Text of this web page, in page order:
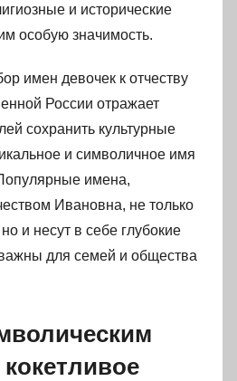
и исторические
особую значимость.
имен девочек к отчеству
России отражает
сохранить культурные
и символичное имя
имена,
Ивановна, не только
и несут в себе глубокие
для семей и общества